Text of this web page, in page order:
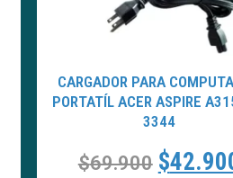
CARGADOR PARA
PORTATÍL ACER ASPIRE
3344
$69.900 $